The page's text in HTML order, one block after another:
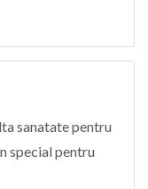
sanatate pentru
special pentru